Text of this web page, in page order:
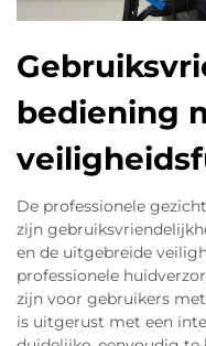
bediening
De professionele
zijn
en de uitgebreide
professionele
zijn voor gebruikers
is uitgerust met een